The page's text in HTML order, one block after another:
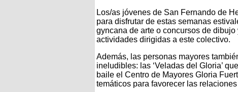
Los/as jóvenes de San Fernando de
para disfrutar de estas semanas
gyncana de arte o concursos de
actividades dirigidas a este colectivo.
Además, las personas mayores
ineludibles: las ‘Veladas del Gloria’
baile el Centro de Mayores Gloria
temáticos para favorecer las